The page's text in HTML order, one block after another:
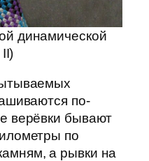
динамической
по-
верёвки бывают
по
а рывки на